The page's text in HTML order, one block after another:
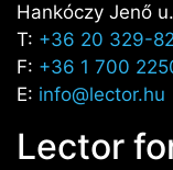
Hankóczy Jenő
T: +36 20 329-
F: +36 1 700
E: info@lector.hu
Lector